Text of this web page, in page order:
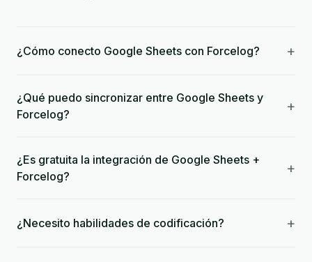
¿Cómo conecto Google Sheets con Forcelog? +
¿Qué puedo sincronizar entre Google Sheets y
Forcelog?
+
¿Es gratuita la integración de Google Sheets +
Forcelog?
+
¿Necesito habilidades de codificación? +